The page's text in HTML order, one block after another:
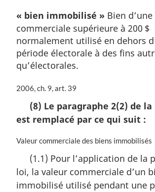
« bien immobilisé » Bien
commerciale supérieure à 200 $
normalement utilisé en dehors
période électorale à des fins
qu’électorales.
N
e
a
i
n
2006, ch. 9, art. 39
(8) Le paragraphe 2(2) de
est remplacé par ce qui suit :
N
e
m
Valeur commerciale des biens immobilisés
(1.1) Pour l’application de la
loi, la valeur commerciale d’un
immobilisé utilisé pendant une